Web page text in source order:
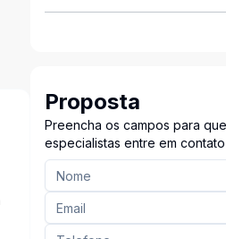
Proposta
Preencha os campos para
especialistas entre em contato